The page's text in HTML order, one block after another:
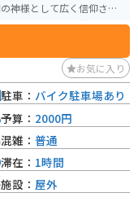
神様として広く信仰され
所としても有名で、特に
で賑わいます。境内には
梅林を楽しむことができま
が出店し、賑わいを見せ
舞妓さん・芸妓さんが野
）。梅園もあり、ちょう
す。
お気に入り
駐車： バイク駐車場あり
予算： 2000円
混雑： 普通
滞在： 1時間
施設： 屋外